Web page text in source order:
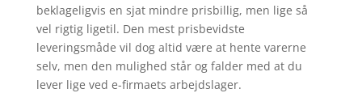
beklageligvis en sjat mindre prisbillig, men lige så
vel rigtig ligetil. Den mest prisbevidste
leveringsmåde vil dog altid være at hente varerne
selv, men den mulighed står og falder med at du
lever lige ved e-firmaets arbejdslager.